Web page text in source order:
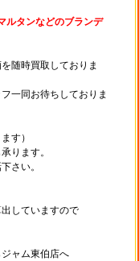
ルタンなどのブランデ
随時買取しておりま
一同お待ちしておりま
す）
ります。
さい。
していますので
ャム東伯店へ